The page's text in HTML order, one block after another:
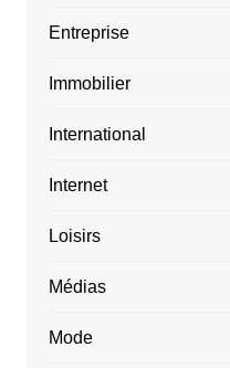
Entreprise
Immobilier
International
Internet
Loisirs
Médias
Mode